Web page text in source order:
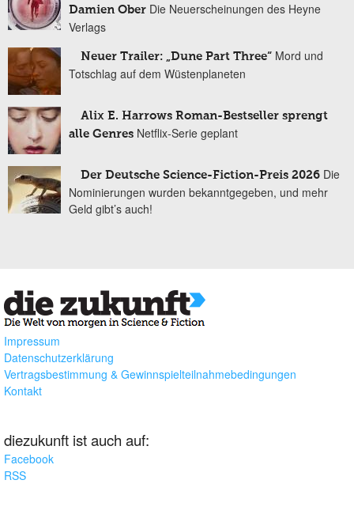
Damien Ober Die Neuerscheinungen des Heyne
Verlags
Neuer Trailer: „Dune Part Three“ Mord und
Totschlag auf dem Wüstenplaneten
Alix E. Harrows Roman-Bestseller sprengt
alle Genres Netflix-Serie geplant
Der Deutsche Science-Fiction-Preis 2026 Die
Nominierungen wurden bekanntgegeben, und mehr
Geld gibt’s auch!
Impressum
Datenschutzerklärung
Vertragsbestimmung & Gewinnspielteilnahmebedingungen
Kontakt
diezukunft ist auch auf:
Facebook
RSS